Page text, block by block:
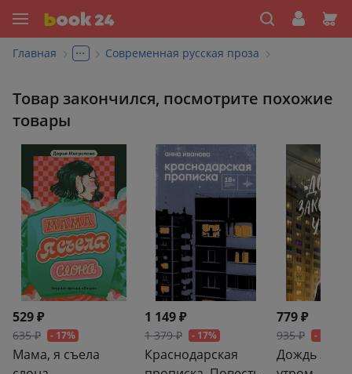
Главная ... Современная русская проза
Товар закончился, посмотрите похожие
товары
529 ₽
635 ₽ - 17%
Мама, я съела
1 149 ₽
1 379 ₽ - 17%
Краснодарская
779 ₽
935 ₽ - 17%
Дождь